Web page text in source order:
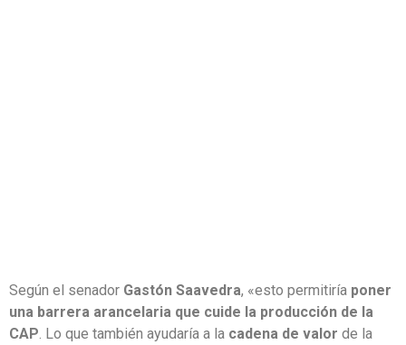
Según el senador Gastón Saavedra, «esto permitiría poner
una barrera arancelaria que cuide la producción de la
CAP . Lo que también ayudaría a la cadena de valor de la